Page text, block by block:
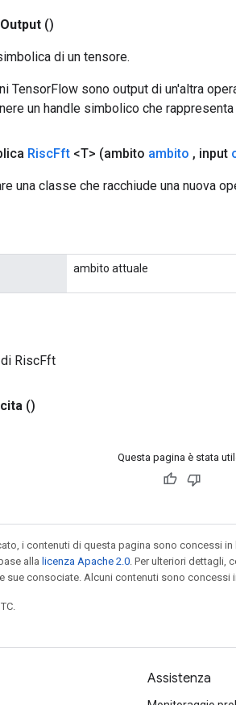
Output ()
di un tensore.
TensorFlow sono output di un'altra
un handle simbolico che
RiscFft <T> (ambito ambito , input
una classe che racchiude una nuova
ambito attuale
RiscFft
()
Questa pagina è stata
i contenuti di questa pagina sono concessi in
alla licenza Apache 2.0 . Per ulteriori dettagli,
sue consociate. Alcuni contenuti sono concessi
Assistenza